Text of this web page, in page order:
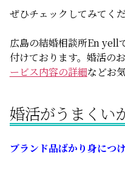
ぜひチェックしてみてくだ
広島の結婚相談所En yell
付けております。婚活のお
ービス内容の詳細などお
婚活がうまくい
ブランド品ばかり身につ